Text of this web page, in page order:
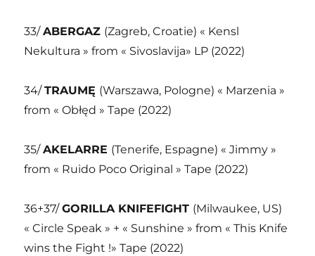
33/ABERGAZ (Zagreb, Croatie) « Kensl
Nekultura » from « Sivoslavija» LP (2022)
34/TRAUMĘ (Warszawa, Pologne) « Marzenia »
from « Obłęd » Tape (2022)
35/AKELARRE (Tenerife, Espagne) « Jimmy »
from « Ruido Poco Original » Tape (2022)
36+37/GORILLA KNIFEFIGHT (Milwaukee, US)
« Circle Speak » + « Sunshine » from « This Knife
wins the Fight !» Tape (2022)